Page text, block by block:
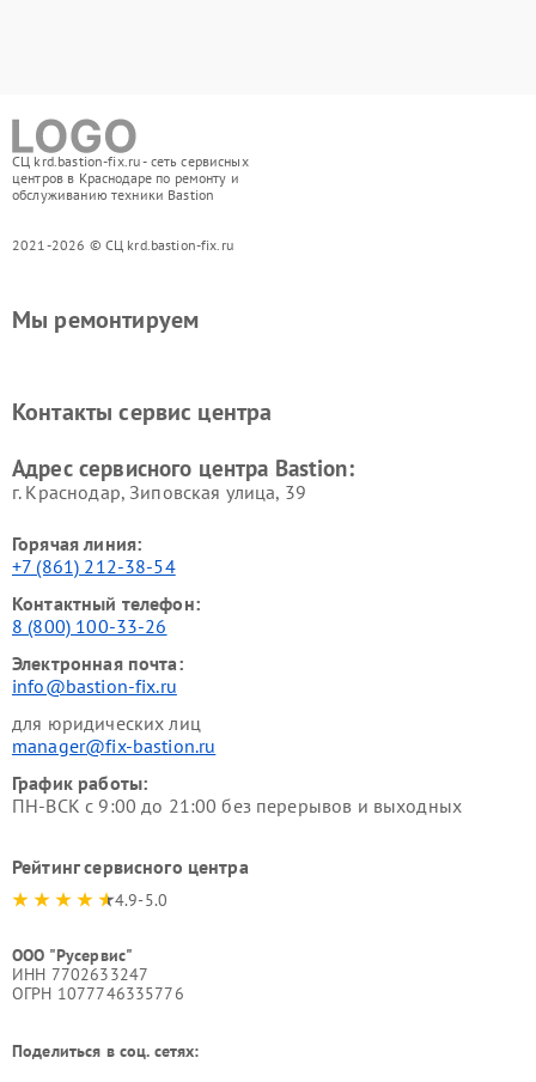
СЦ krd.bastion-fix.ru - сеть сервисных
центров в Краснодаре по ремонту и
обслуживанию техники Bastion
2021-2026 © СЦ krd.bastion-fix.ru
Мы ремонтируем
Контакты сервис центра
Адрес сервисного центра Bastion:
г. Краснодар, Зиповская улица, 39
Горячая линия:
+7 (861) 212-38-54
Контактный телефон:
8 (800) 100-33-26
Электронная почта:
info@bastion-fix.ru
для юридических лиц
manager@fix-bastion.ru
График работы:
ПН-ВСК с 9:00 до 21:00 без перерывов и выходных
Рейтинг сервисного центра
4.9-5.0
ООО "Русервис"
ИНН 7702633247
ОГРН 1077746335776
Поделиться в соц. сетях: